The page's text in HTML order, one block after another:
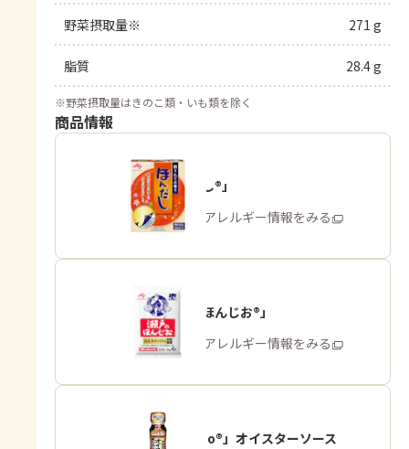
野菜摂取量※ 271 g
脂質 28.4 g
※野菜摂取量はきのこ類・いも類を除く
商品情報
「ほんだし®」
商品・アレルギー情報をみる
「瀬戸のほんじお®」
商品・アレルギー情報をみる
「Cook Do®」オイスターソース